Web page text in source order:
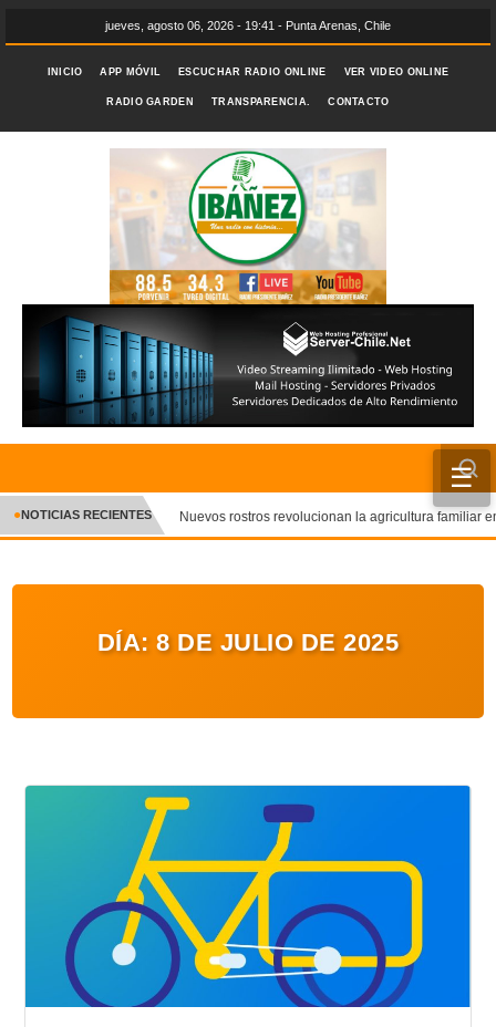
jueves, agosto 06, 2026 - 19:41 - Punta Arenas, Chile
INICIO APP MÓVIL ESCUCHAR RADIO ONLINE VER VIDEO ONLINE
RADIO GARDEN TRANSPARENCIA. CONTACTO
☰
INICIO
CRÓNICA
ENTRETENIMIENTO Y CULTURA
AUDIOS
VIDEOS
GALERIA DE FOTOS
APP MÓVIL
●NOTICIAS RECIENTES Nuevos rostros revolucionan la agricultura familiar
DÍA:8 DE JULIO DE 2025